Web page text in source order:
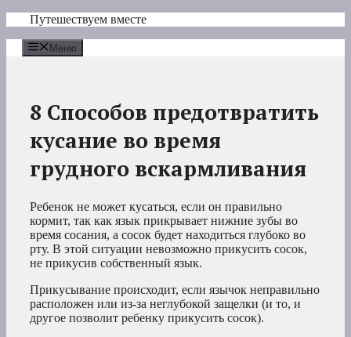
Перейти
содержимому
Путешествуем вместе
Меню
8 Способов предотвратить
кусание во время
грудного вскармливания
Ребенок не может кусаться, если он правильно
кормит, так как язык прикрывает нижние зубы во
время сосания, а сосок будет находиться глубоко во
рту. В этой ситуации невозможно прикусить сосок,
не прикусив собственный язык.
Прикусывание происходит, если язычок неправильно
расположен или из-за неглубокой защелки (и то, и
другое позволит ребенку прикусить сосок).